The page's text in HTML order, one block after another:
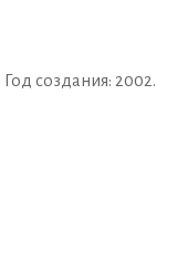
создания: 2002.